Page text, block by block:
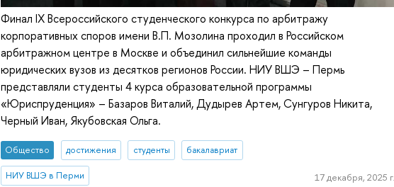
Финал IX Всероссийского студенческого конкурса по арбитражу
корпоративных споров имени В.П. Мозолина проходил в Российском
арбитражном центре в Москве и объединил сильнейшие команды
юридических вузов из десятков регионов России. НИУ ВШЭ – Пермь
представляли студенты 4 курса образовательной программы
«Юриспруденция» – Базаров Виталий, Дудырев Артем, Сунгуров Никита,
Черный Иван, Якубовская Ольга.
Общество достижения студенты бакалавриат
НИУ ВШЭ в Перми 17 декабря, 2025 г.